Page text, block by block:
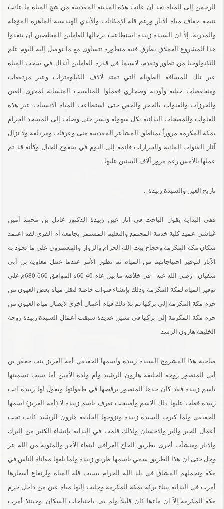
الرحمن إلى المياه بعد ان عانت هذه المدينة المقدسة من شح المياه ما عانت
نتيجة جفاف مياه الآبار ورغم قلة الإمكانات والأيدي الهندسية الماهرة المؤهلة
والمدربة، إلاّ ان السيدة زبيدة استطاعت برجالها العاملين المخلصين ان ينفذوا
هذا المشروع العملاق بطرق فنية متطورة تتساوى مع ما توصل إليه اليوم علم
التكنولوجيا من تطور وتقدم، لاسيما في قدرة العاملين آنذاك في سحب المياه
عبر تلك المسافة الطويلة التي تمتد لآلاف الكيلومترات وعبر مرتفعات
ومنخفضات جبلية وأودية وصحاري فعملوا المناسيب المنسابة لمجرى العين
والخرزات والقنوات بالحجر والجص حتى استطاعت المياه الانسياب عبر هذه
القنوات والمضخات البدائية بكل سهولة ويسر حتى وصلت إلى المسجد الحرام
بمكة المكرمة مروراً بمناطق المشاعر المقدسة منى وعرفات ومزدلفة ولا تزال
آثار القنوات المائية والخرازات قائمة إلى اليوم في سفوح الجبال وكأنه قد تم
عملها بالأمس رغم مرور آلاف السنين عليها.
تاريخ العين والسيدة زبيدة ..
ففي البداية يقول الباحث في آثار عين زبيدة الدكتور عادل بن محمد أمين
غباشي عميد كلية خدمة المجتمع والتعليم المستمر بجامعة أم القرى:لقد اعتمد
سكان مكة المكرمة وحجاج بيت الله الحرام والزوار والمعتمرون على ما تجود به
الآبار لتوفير احتياجاتهم من المياه ثم تطور الأمر عندما عمل معاوية بن أبي
سفيان - رضي الله عنه - في خلافته ما بين عام 40-60ه الموافق 660-680م على
توفير المياه لمكة المكرمة وذلك بإنشاء قنوات خاصة لنقل مياه بعض العيون من
حرم مكة المكرمة إلى بركها ثم تلا ذلك قيام أعمال أخرى لايصال مياه العيون من
حرم مكة المكرمة إلى بركها في سنين عديدة سبقت أعمال السيدة زبيدة زوجة
الخليفة هارون الرشد.
صاحبة هذا المشروع السيدة زبيدة واسمها الحقيقي أمة العزيز بنت جعفر بن
أبي المنصور زوجة الخليفة هارون الرشيد وأم ولده الأمين أما سبب تسميتها
باسم زبيدة فقد كان جدها المنصور يرقصها في طفولتها ويقول لها زبيدة انت
زبيدة فغلب عليها ذلك الاسم وأصبحت تعرف باسم زبيدة لا (أمة العزيز) اسمها
الحقيقي ولما كبرت السيدة زبيدة وتزوجها الخليفة هارون الرشيد كانت تحب
أعمال الخير والبر والاحسان ولذلك قامت في البداية بإنشاء الكثير من البرك
والآبار ومنشآت أخرى بطريق الحاج العراقي ابتغاء الأجر والمثوبة من الله عز
وجل حتى ان هذا الطريق سمي باسمها طريق زبيدة ولما بلغها معاناة الناس في
مكة وتحملهم المشاق في بلد الله الحرام بسبب قلة المياه وارتفاع أسعارها
أمرت في البداية ببناء بركة بمكة المكرمة وجلبت إليها مياه عين من داخل حرم
مكة المكرمة إلاّ ان ماءها كان قليلاً ولم يف باحتياجات السكان. وحينئذ أمرت